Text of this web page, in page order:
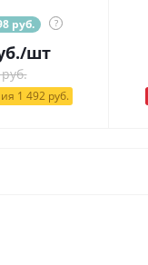
руб. ?
/шт
1 492 руб.